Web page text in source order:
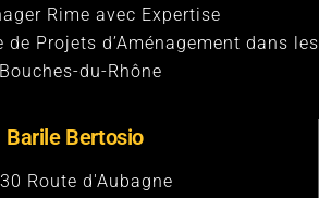
Rime avec Expertise
de Projets d’Aménagement dans les
Bouches-du-Rhône
Barile Bertosio
Route d'Aubagne